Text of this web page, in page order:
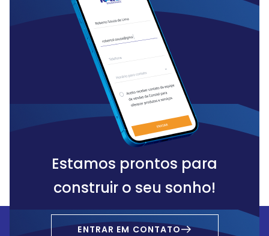
Estamos prontos para
construir o seu sonho!
ENTRAR EM CONTATO